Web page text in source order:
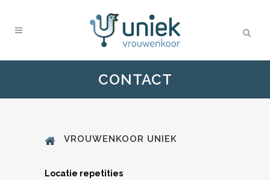
CONTACT
VROUWENKOOR UNIEK
Locatie repetities